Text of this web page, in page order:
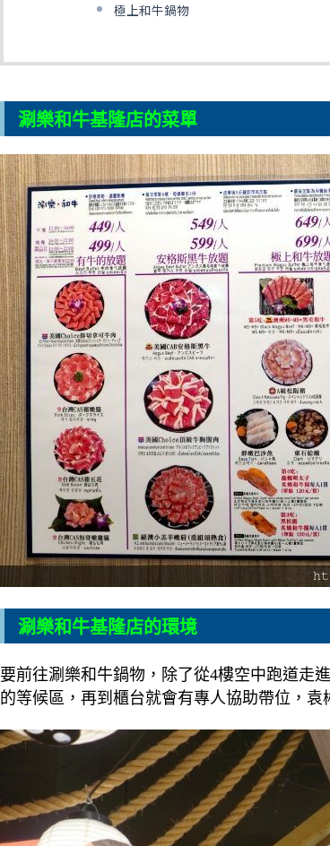
極上和牛鍋物
涮樂和牛基隆店的菜單
涮樂和牛基隆店的環境
要前往涮樂和牛鍋物，除了從4樓空中跑道走
的等候區，再到櫃台就會有專人協助帶位，